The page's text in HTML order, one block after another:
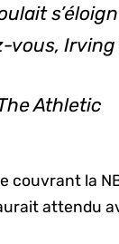
vous,
Athletic
couvrant la
attendu